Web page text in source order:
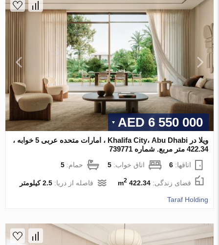
6 550 000 AED
ویلا در Khalifa City، Abu Dhabi ، امارات متحده عربی 5 خوابه ،
422.34 متر مربع. شماره 739771
اتاقها:6 اتاق خواب:5 حمام:5
فضای زندگی:422.34 m
2 فاصله از دریا:2.5 کیلومتر
Taraf Holding